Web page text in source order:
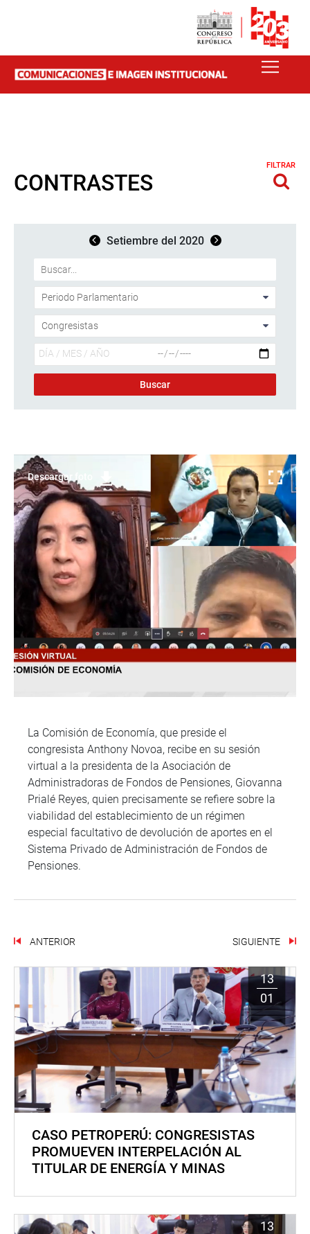
CONTRASTES
FILTRAR
Setiembre del 2020
Descargar foto
La Comisión de Economía, que preside el
congresista Anthony Novoa, recibe en su sesión
virtual a la presidenta de la Asociación de
Administradoras de Fondos de Pensiones, Giovanna
Prialé Reyes, quien precisamente se refiere sobre la
viabilidad del establecimiento de un régimen
especial facultativo de devolución de aportes en el
Sistema Privado de Administración de Fondos de
Pensiones.
ANTERIOR SIGUIENTE
13
01
CASO PETROPERÚ: CONGRESISTAS
PROMUEVEN INTERPELACIÓN AL
TITULAR DE ENERGÍA Y MINAS
13